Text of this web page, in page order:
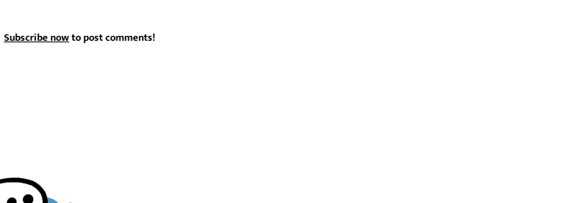
Subscribe nowto post comments!